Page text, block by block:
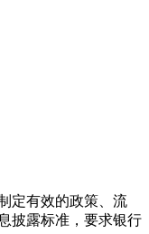
定有效的政策、流
披露标准，要求银行